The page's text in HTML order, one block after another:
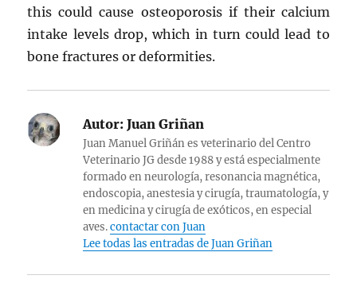
this could cause osteoporosis if their calcium
intake levels drop, which in turn could lead to
bone fractures or deformities.
Autor: Juan Griñan
Juan Manuel Griñán es veterinario del Centro
Veterinario JG desde 1988 y está especialmente
formado en neurología, resonancia magnética,
endoscopia, anestesia y cirugía, traumatología, y
en medicina y cirugía de exóticos, en especial
aves.contactar con Juan
Lee todas las entradas de Juan Griñan